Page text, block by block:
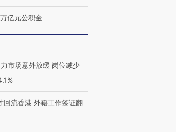
亿元公积金
市场意外放缓 岗位减少
回流香港 外籍工作签证翻